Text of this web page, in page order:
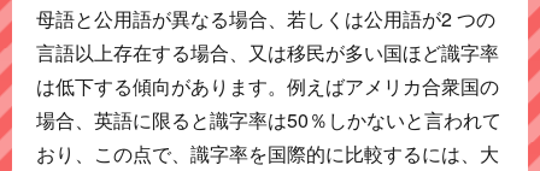
母語と公用語が異なる場合、若しくは公用語が2 つの
言語以上存在する場合、又は移民が多い国ほど識字率
は低下する傾向があります。例えばアメリカ合衆国の
場合、英語に限ると識字率は50％しかないと言われて
おり、この点で、識字率を国際的に比較するには、大